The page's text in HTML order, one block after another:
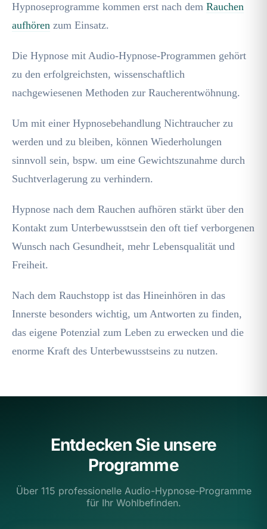
Hypnoseprogramme kommen erst nach dem Rauchen
aufhören zum Einsatz.
Die Hypnose mit Audio-Hypnose-Programmen gehört
zu den erfolgreichsten, wissenschaftlich
nachgewiesenen Methoden zur Raucherentwöhnung.
Um mit einer Hypnosebehandlung Nichtraucher zu
werden und zu bleiben, können Wiederholungen
sinnvoll sein, bspw. um eine Gewichtszunahme durch
Suchtverlagerung zu verhindern.
Hypnose nach dem Rauchen aufhören stärkt über den
Kontakt zum Unterbewusstsein den oft tief verborgenen
Wunsch nach Gesundheit, mehr Lebensqualität und
Freiheit.
Nach dem Rauchstopp ist das Hineinhören in das
Innerste besonders wichtig, um Antworten zu finden,
das eigene Potenzial zum Leben zu erwecken und die
enorme Kraft des Unterbewusstseins zu nutzen.
Entdecken Sie unsere
Programme
Über 115 professionelle Audio-Hypnose-Programme
für Ihr Wohlbefinden.